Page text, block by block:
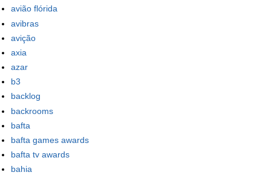
avião flórida
avibras
avição
axia
azar
b3
backlog
backrooms
bafta
bafta games awards
bafta tv awards
bahia